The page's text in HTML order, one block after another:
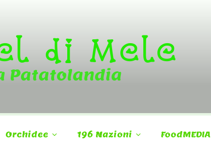
di Mele
Patatolandia
Orchidee 196 Nazioni FoodMEDIA